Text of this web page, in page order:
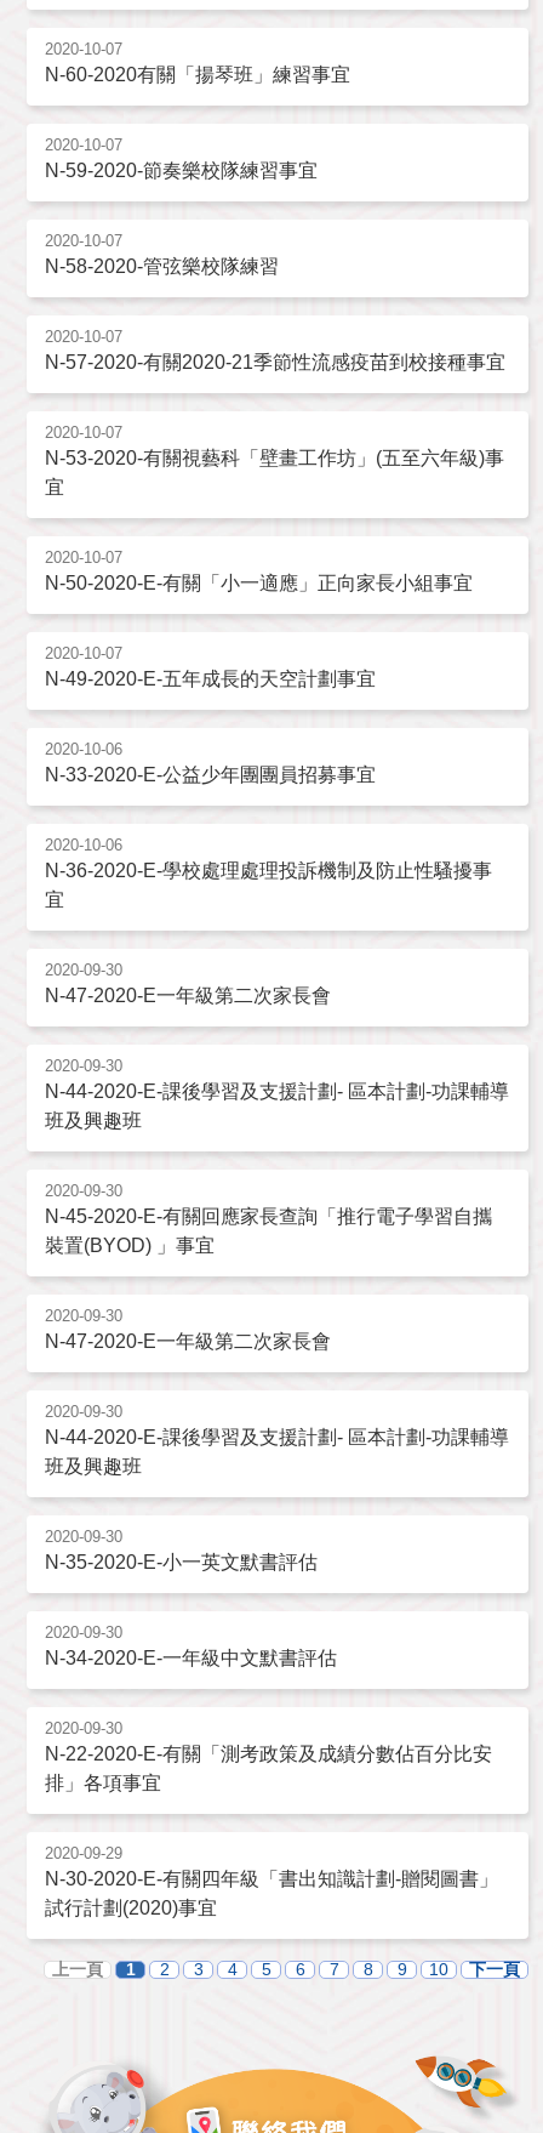
2020-10-07
N-60-2020有關「揚琴班」練習事宜
2020-10-07
N-59-2020-節奏樂校隊練習事宜
2020-10-07
N-58-2020-管弦樂校隊練習
2020-10-07
N-57-2020-有關2020-21季節性流感疫苗到校接種事宜
2020-10-07
N-53-2020-有關視藝科「壁畫工作坊」(五至六年級)事
宜
2020-10-07
N-50-2020-E-有關「小一適應」正向家長小組事宜
2020-10-07
N-49-2020-E-五年成長的天空計劃事宜
2020-10-06
N-33-2020-E-公益少年團團員招募事宜
2020-10-06
N-36-2020-E-學校處理處理投訴機制及防止性騷擾事
宜
2020-09-30
N-47-2020-E一年級第二次家長會
2020-09-30
N-44-2020-E-課後學習及支援計劃- 區本計劃-功課輔導
班及興趣班
2020-09-30
N-45-2020-E-有關回應家長查詢「推行電子學習自攜
裝置(BYOD) 」事宜
2020-09-30
N-47-2020-E一年級第二次家長會
2020-09-30
N-44-2020-E-課後學習及支援計劃- 區本計劃-功課輔導
班及興趣班
2020-09-30
N-35-2020-E-小一英文默書評估
2020-09-30
N-34-2020-E-一年級中文默書評估
2020-09-30
N-22-2020-E-有關「測考政策及成績分數佔百分比安
排」各項事宜
2020-09-29
N-30-2020-E-有關四年級「書出知識計劃-贈閱圖書」
試行計劃(2020)事宜
上一頁 1 2 3 4 5 6 7 8 9 10 下一頁